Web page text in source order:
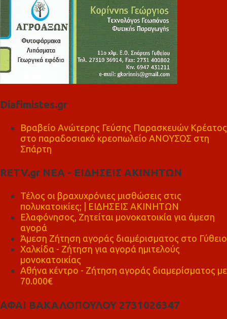
Diafimistes.gr
Βραβείο Ανώτερης Γεύσης Παρασκευών Κρέατος
στο παραδοσιακό κρεοπωλείο ΑΝΟΥΣΟΣ στη
Σπάρτη
RETV.gr ΝΕΑ - ΕΙΔΗΣΕΙΣ ΑΚΙΝΗΤΩΝ
Τέλος οι βραχυχρόνιες μισθώσεις στις
πολυκατοικίες; | ΕΙΔΗΣΕΙΣ ΑΚΙΝΗΤΩΝ
Ελαφόνησος, Ζητείται μονοκατοικία για άμεση
αγορά
Άμεση Ζήτηση αγοράς διαμέρισματος στο Γύθειο
Χαλκίδα - Ζήτηση για αγορά ημιτελούς
μονοκατοικίας
Αθήνα κέντρο - Ζήτηση αγοράς διαμερίσματος με
70.000€
ΑΦΑΙ ΒΑΚΑΛΟΠΟΥΛΟΥ 2731026347